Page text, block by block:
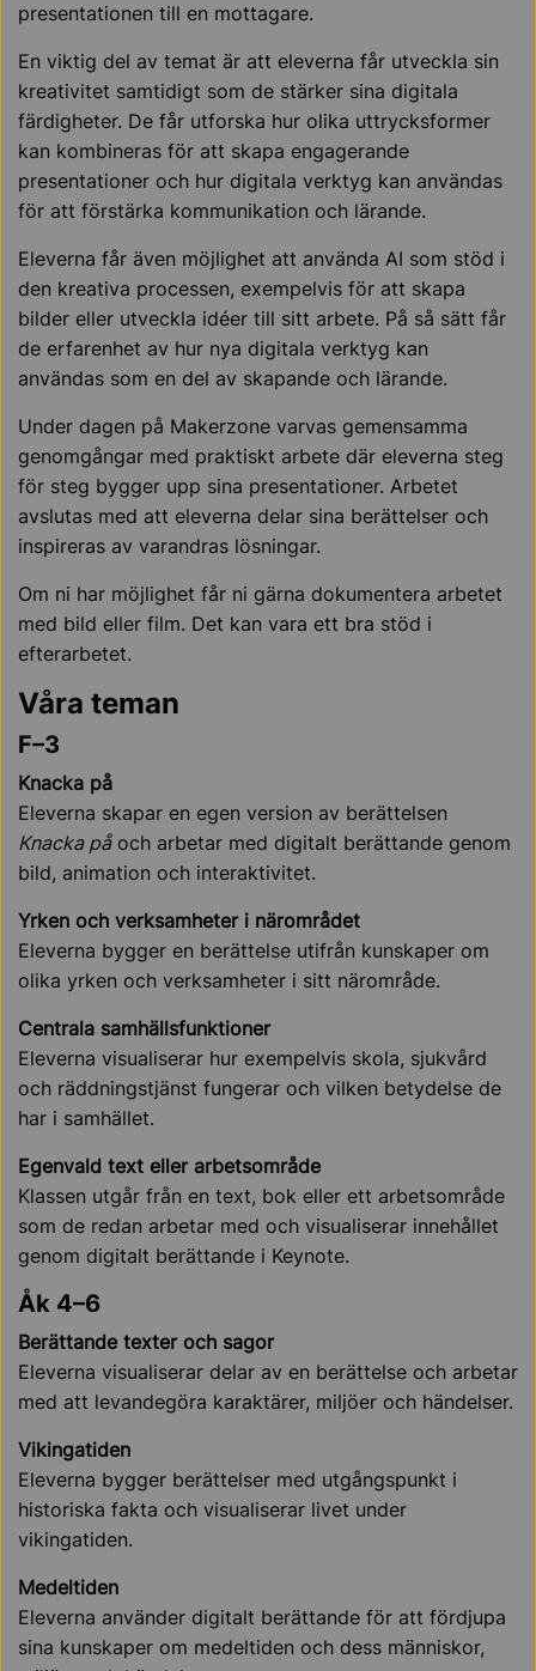
presentationen till en mottagare.
En viktig del av temat är att eleverna får utveckla sin
kreativitet samtidigt som de stärker sina digitala
färdigheter. De får utforska hur olika uttrycksformer
kan kombineras för att skapa engagerande
presentationer och hur digitala verktyg kan användas
för att förstärka kommunikation och lärande.
Eleverna får även möjlighet att använda AI som stöd i
den kreativa processen, exempelvis för att skapa
bilder eller utveckla idéer till sitt arbete. På så sätt får
de erfarenhet av hur nya digitala verktyg kan
användas som en del av skapande och lärande.
Under dagen på Makerzone varvas gemensamma
genomgångar med praktiskt arbete där eleverna steg
för steg bygger upp sina presentationer. Arbetet
avslutas med att eleverna delar sina berättelser och
inspireras av varandras lösningar.
Om ni har möjlighet får ni gärna dokumentera arbetet
med bild eller film. Det kan vara ett bra stöd i
efterarbetet.
Våra teman
F–3
Knacka på
Eleverna skapar en egen version av berättelsen
Knacka påoch arbetar med digitalt berättande genom
bild, animation och interaktivitet.
Yrken och verksamheter i närområdet
Eleverna bygger en berättelse utifrån kunskaper om
olika yrken och verksamheter i sitt närområde.
Centrala samhällsfunktioner
Eleverna visualiserar hur exempelvis skola, sjukvård
och räddningstjänst fungerar och vilken betydelse de
har i samhället.
Egenvald text eller arbetsområde
Klassen utgår från en text, bok eller ett arbetsområde
som de redan arbetar med och visualiserar innehållet
genom digitalt berättande i Keynote.
Åk 4–6
Berättande texter och sagor
Eleverna visualiserar delar av en berättelse och arbetar
med att levandegöra karaktärer, miljöer och händelser.
Vikingatiden
Eleverna bygger berättelser med utgångspunkt i
historiska fakta och visualiserar livet under
vikingatiden.
Medeltiden
Eleverna använder digitalt berättande för att fördjupa
sina kunskaper om medeltiden och dess människor,